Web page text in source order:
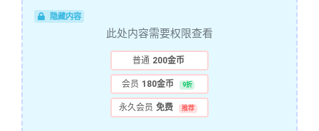
隐藏内容
此处内容需要权限查看
普通 200金币
会员 180金币 9折
永久会员 免费 推荐